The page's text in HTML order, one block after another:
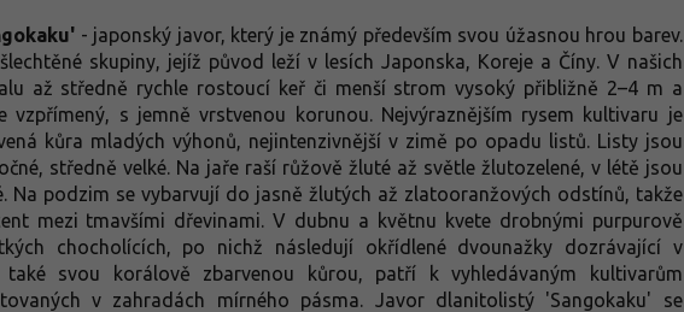
- japonský javor, který je známý především svou úžasnou hrou barev.
skupiny, jejíž původ leží v lesích Japonska, Koreje a Číny. V našich
až středně rychle rostoucí keř či menší strom vysoký přibližně 2–4 m a
vzpřímený, s jemně vrstvenou korunou. Nejvýraznějším rysem kultivaru je
kůra mladých výhonů, nejintenzivnější v zimě po opadu listů. Listy jsou
středně velké. Na jaře raší růžově žluté až světle žlutozelené, v létě jsou
Na podzim se vybarvují do jasně žlutých až zlatooranžových odstínů, takže
mezi tmavšími dřevinami. V dubnu a květnu kvete drobnými purpurově
chocholících, po nichž následují okřídlené dvounažky dozrávající v
svou korálově zbarvenou kůrou, patří k vyhledávaným kultivarům
v zahradách mírného pásma. Javor dlanitolistý 'Sangokaku' se